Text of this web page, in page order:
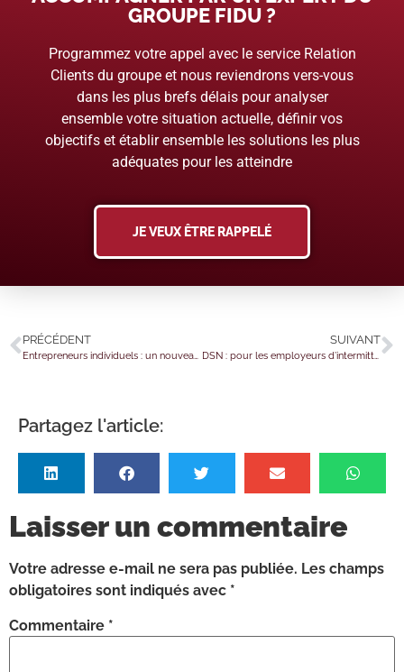
GROUPE FIDU ?
Programmez votre appel avec le service Relation
Clients du groupe et nous reviendrons vers-vous
dans les plus brefs délais pour analyser
ensemble votre situation actuelle, définir vos
objectifs et établir ensemble les solutions les plus
adéquates pour les atteindre
JE VEUX ÊTRE RAPPELÉ
PRÉCÉDENT SUIVANT
Partagez l'article:
Laisser un commentaire
Votre adresse e-mail ne sera pas publiée. Les champs
obligatoires sont indiqués avec *
Commentaire *